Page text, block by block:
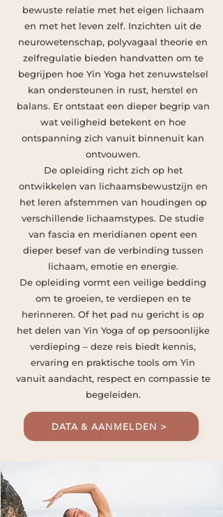
bewuste relatie met het eigen lichaam
en met het leven zelf. Inzichten uit de
neurowetenschap, polyvagaal theorie en
zelfregulatie bieden handvatten om te
begrijpen hoe Yin Yoga het zenuwstelsel
kan ondersteunen in rust, herstel en
balans. Er ontstaat een dieper begrip van
wat veiligheid betekent en hoe
ontspanning zich vanuit binnenuit kan
ontvouwen.
De opleiding richt zich op het
ontwikkelen van lichaamsbewustzijn en
het leren afstemmen van houdingen op
verschillende lichaamstypes. De studie
van fascia en meridianen opent een
dieper besef van de verbinding tussen
lichaam, emotie en energie.
De opleiding vormt een veilige bedding
om te groeien, te verdiepen en te
herinneren. Of het pad nu gericht is op
het delen van Yin Yoga of op persoonlijke
verdieping – deze reis biedt kennis,
ervaring en praktische tools om Yin
vanuit aandacht, respect en compassie te
begeleiden.
DATA & AANMELDEN >